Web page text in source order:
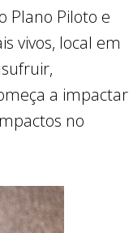
Plano Piloto e
vivos, local em
a impactar
no